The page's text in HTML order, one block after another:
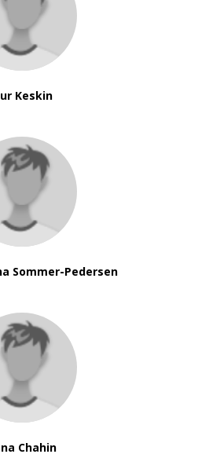
Keskin
Sommer-Pedersen
Chahin